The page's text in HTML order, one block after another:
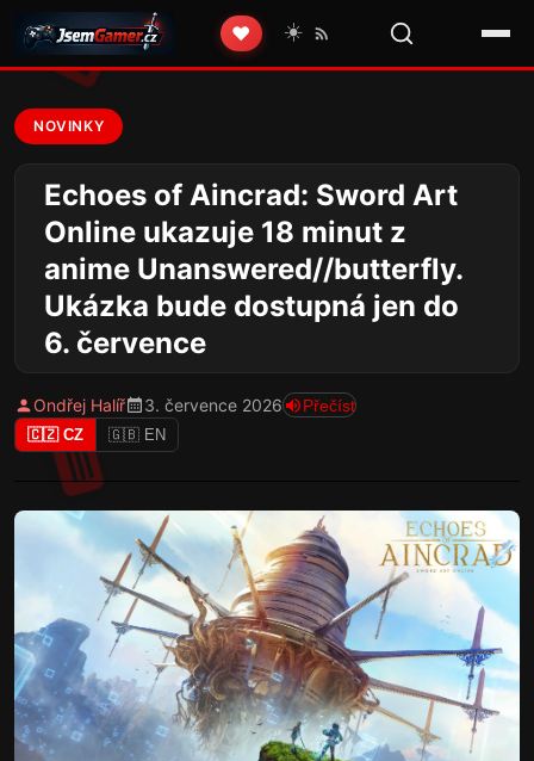
❤️ ☀️
NOVINKY
Echoes of Aincrad: Sword Art
Online ukazuje 18 minut z
anime Unanswered//butterfly.
Ukázka bude dostupná jen do
6. července
Ondřej Halíř 3. července 2026 Přečíst
🇨🇿 CZ 🇬🇧 EN